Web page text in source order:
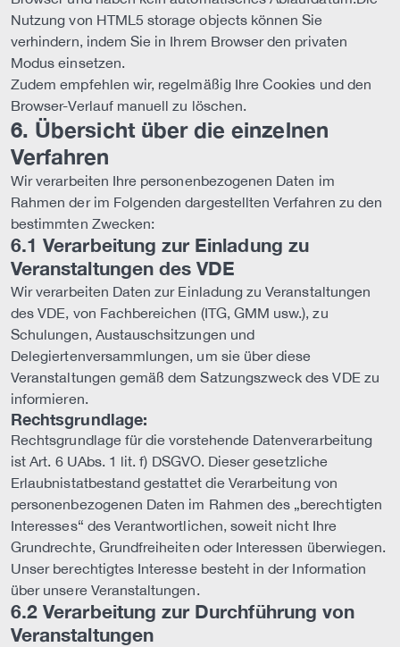
Nutzung von HTML5 storage objects können Sie
verhindern, indem Sie in Ihrem Browser den privaten
Modus einsetzen.
Zudem empfehlen wir, regelmäßig Ihre Cookies und den
Browser-Verlauf manuell zu löschen.
6. Übersicht über die einzelnen
Verfahren
Wir verarbeiten Ihre personenbezogenen Daten im
Rahmen der im Folgenden dargestellten Verfahren zu den
bestimmten Zwecken:
6.1 Verarbeitung zur Einladung zu
Veranstaltungen des VDE
Wir verarbeiten Daten zur Einladung zu Veranstaltungen
des VDE, von Fachbereichen (ITG, GMM usw.), zu
Schulungen, Austauschsitzungen und
Delegiertenversammlungen, um sie über diese
Veranstaltungen gemäß dem Satzungszweck des VDE zu
informieren.
Rechtsgrundlage:
Rechtsgrundlage für die vorstehende Datenverarbeitung
ist Art. 6 UAbs. 1 lit. f) DSGVO. Dieser gesetzliche
Erlaubnistatbestand gestattet die Verarbeitung von
personenbezogenen Daten im Rahmen des „berechtigten
Interesses“ des Verantwortlichen, soweit nicht Ihre
Grundrechte, Grundfreiheiten oder Interessen überwiegen.
Unser berechtigtes Interesse besteht in der Information
über unsere Veranstaltungen.
6.2 Verarbeitung zur Durchführung von
Veranstaltungen